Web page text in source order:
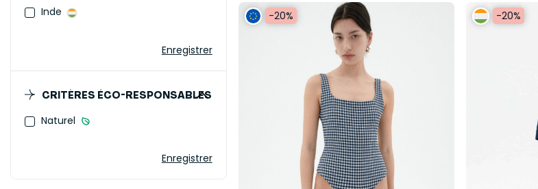
Inde
Enregistrer
CRITÈRES ÉCO-RESPONSABLES
Naturel
Enregistrer
-20% -20%